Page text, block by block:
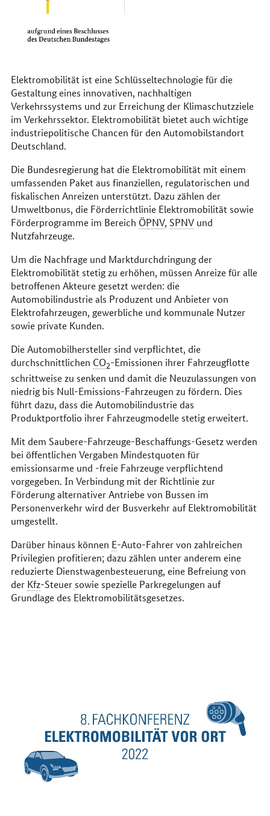
Elektromobilität ist eine Schlüsseltechnologie für die
Gestaltung eines innovativen, nachhaltigen
Verkehrssystems und zur Erreichung der Klimaschutzziele
im Verkehrssektor. Elektromobilität bietet auch wichtige
industriepolitische Chancen für den Automobilstandort
Deutschland.
Die Bundesregierung hat die Elektromobilität mit einem
umfassenden Paket aus finanziellen, regulatorischen und
fiskalischen Anreizen unterstützt. Dazu zählen der
Umweltbonus, die Förderrichtlinie Elektromobilität sowie
Förderprogramme im Bereich ÖPNV, SPNVund
Nutzfahrzeuge.
Um die Nachfrage und Marktdurchdringung der
Elektromobilität stetig zu erhöhen, müssen Anreize für alle
betroffenen Akteure gesetzt werden: die
Automobilindustrie als Produzent und Anbieter von
Elektrofahrzeugen, gewerbliche und kommunale Nutzer
sowie private Kunden.
Die Automobilhersteller sind verpflichtet, die
durchschnittlichen CO2-Emissionen ihrer Fahrzeugflotte
schrittweise zu senken und damit die Neuzulassungen von
niedrig bis Null-Emissions-Fahrzeugen zu fördern. Dies
führt dazu, dass die Automobilindustrie das
Produktportfolio ihrer Fahrzeugmodelle stetig erweitert.
Mit dem Saubere-Fahrzeuge-Beschaffungs-Gesetz werden
bei öffentlichen Vergaben Mindestquoten für
emissionsarme und -freie Fahrzeuge verpflichtend
vorgegeben. In Verbindung mit der Richtlinie zur
Förderung alternativer Antriebe von Bussen im
Personenverkehr wird der Busverkehr auf Elektromobilität
umgestellt.
Darüber hinaus können E-Auto-Fahrer von zahlreichen
Privilegien profitieren; dazu zählen unter anderem eine
reduzierte Dienstwagenbesteuerung, eine Befreiung von
der Kfz-Steuer sowie spezielle Parkregelungen auf
Grundlage des Elektromobilitätsgesetzes.